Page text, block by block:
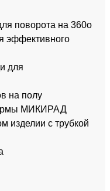
поворота на 360о
эффективного
для
на полу
МИКИРАД
изделии с трубкой